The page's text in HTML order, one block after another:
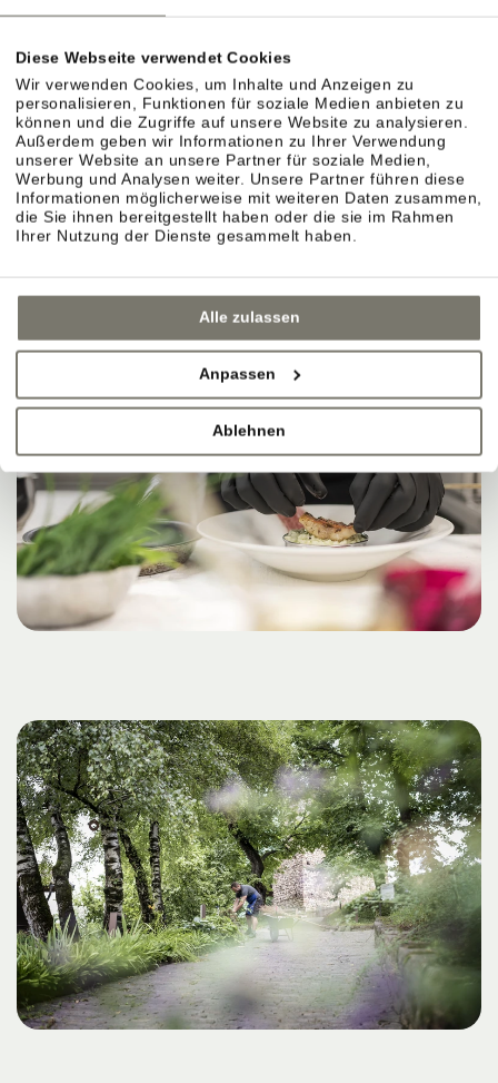
Diese Webseite verwendet Cookies
Wir verwenden Cookies, um Inhalte und Anzeigen zu
personalisieren, Funktionen für soziale Medien anbieten zu
können und die Zugriffe auf unsere Website zu analysieren.
Außerdem geben wir Informationen zu Ihrer Verwendung
unserer Website an unsere Partner für soziale Medien,
Werbung und Analysen weiter. Unsere Partner führen diese
Informationen möglicherweise mit weiteren Daten zusammen,
die Sie ihnen bereitgestellt haben oder die sie im Rahmen
Ihrer Nutzung der Dienste gesammelt haben.
Alle zulassen
Anpassen
Ablehnen